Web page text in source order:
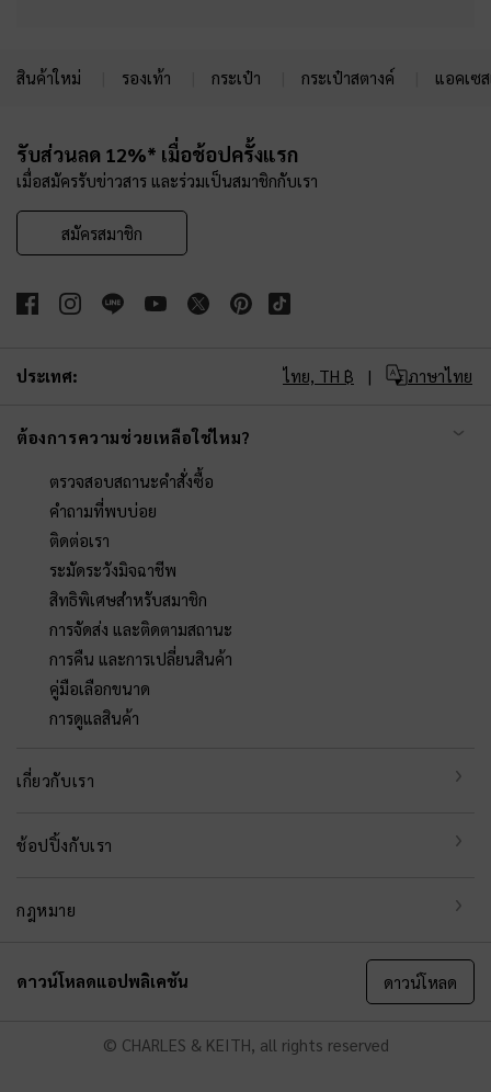
สินค้าใหม่ รองเท้า กระเป๋า กระเป๋าสตางค์ แอคเซ
รับส่วนลด 12%* เมื่อช้อปครั้งแรก
เมื่อสมัครรับข่าวสาร และร่วมเป็นสมาชิกกับเรา
สมัครสมาชิก
ประเทศ: ไทย, TH ฿ ภาษาไทย
ต้องการความช่วยเหลือใช่ไหม?
ตรวจสอบสถานะคำสั่งซื้อ
คำถามที่พบบ่อย
ติดต่อเรา
ระมัดระวังมิจฉาชีพ
สิทธิพิเศษสำหรับสมาชิก
การจัดส่ง และติดตามสถานะ
การคืน และการเปลี่ยนสินค้า
คู่มือเลือกขนาด
การดูแลสินค้า
เกี่ยวกับเรา
ช้อปปิ้งกับเรา
กฎหมาย
ดาวน์โหลดแอปพลิเคชัน ดาวน์โหลด
© CHARLES & KEITH, all rights reserved